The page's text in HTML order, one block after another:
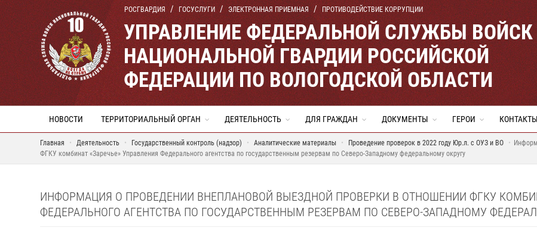
РОСГВАРДИЯ ГОСУСЛУГИ ЭЛЕКТРОННАЯ ПРИЕМНАЯ ПРОТИВОДЕЙСТВИЕ КОРРУПЦИИ
УПРАВЛЕНИЕ ФЕДЕРАЛЬНОЙ СЛУЖБЫ ВОЙСК
НАЦИОНАЛЬНОЙ ГВАРДИИ РОССИЙСКОЙ
ФЕДЕРАЦИИ ПО ВОЛОГОДСКОЙ ОБЛАСТИ
НОВОСТИ ТЕРРИТОРИАЛЬНЫЙ ОРГАН ДЕЯТЕЛЬНОСТЬ ДЛЯ ГРАЖДАН ДОКУМЕНТЫ ГЕРОИ КОНТАКТЫ
Главная Деятельность Государственный контроль (надзор) Аналитические материалы Проведение проверок в 2022 году Юр.л. с ОУЗ и ВО
ФГКУ комбинат «Заречье» Управления Федерального агентства по государственным резервам по Северо-Западному федеральному округу
ИНФОРМАЦИЯ О ПРОВЕДЕНИИ ВНЕПЛАНОВОЙ ВЫЕЗДНОЙ ПРОВЕРКИ В ОТНОШЕНИИ ФГКУ
ФЕДЕРАЛЬНОГО АГЕНТСТВА ПО ГОСУДАРСТВЕННЫМ РЕЗЕРВАМ ПО СЕВЕРО-ЗАПАДНОМУ